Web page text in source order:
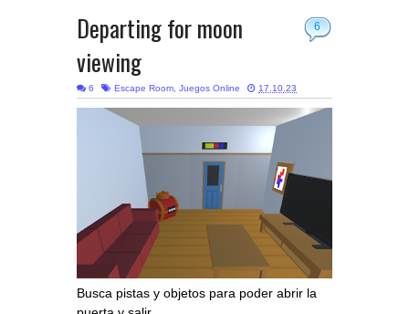
6
Departing for moon
viewing
6 Escape Room, Juegos Online 17.10.23
Busca pistas y objetos para poder abrir la